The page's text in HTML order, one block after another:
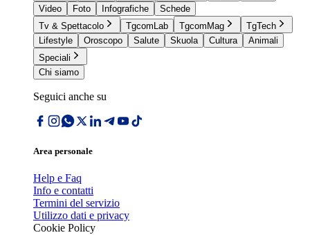
Video
Foto Infografiche
Schede
Tv & Spettacolo
TgcomLab TgcomMag
TgTech
Lifestyle
Oroscopo Salute Skuola Cultura
Animali
Speciali
Chi siamo
Seguici anche su
Area personale
Help e Faq
Info e contatti
Termini del servizio
Utilizzo dati e privacy
Cookie Policy